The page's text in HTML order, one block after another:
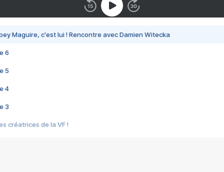
Maguire, c'est lui ! Rencontre avec Damien Witecka
6
5
4
3
créatrices de la VF !